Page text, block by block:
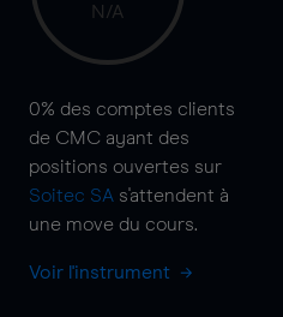
N/A
0% des comptes clients
de CMC ayant des
positions ouvertes sur
Soitec SA s'attendent à
une move du cours.
Voir l'instrument